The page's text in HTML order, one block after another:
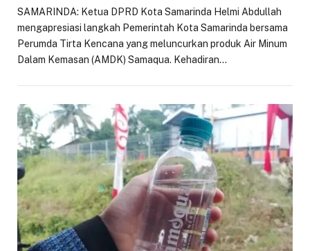
SAMARINDA: Ketua DPRD Kota Samarinda Helmi Abdullah
mengapresiasi langkah Pemerintah Kota Samarinda bersama
Perumda Tirta Kencana yang meluncurkan produk Air Minum
Dalam Kemasan (AMDK) Samaqua. Kehadiran…